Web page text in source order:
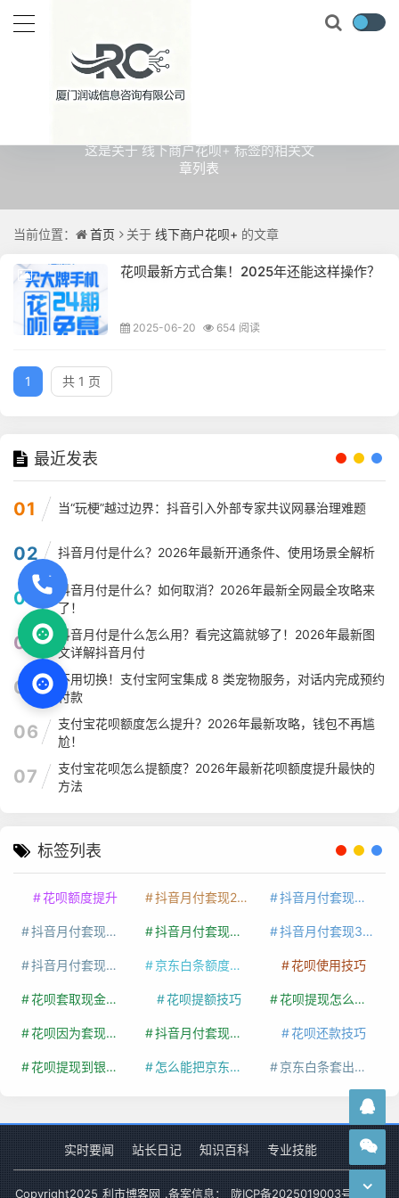
关于线下商户花呗+
这是关于 线下商户花呗+ 标签的相关文
章列表
当前位置： 首页 关于 线下商户花呗+ 的文章
花呗最新方式合集！2025年还能这样操作？
2025-06-20 654 阅读
1 共 1 页
最近发表
01 当“玩梗”越过边界：抖音引入外部专家共议网暴治理难题
02 抖音月付是什么？2026年最新开通条件、使用场景全解析
03
抖音月付是什么？如何取消？2026年最新全网最全攻略来
了！
04
抖音月付是什么怎么用？看完这篇就够了！2026年最新图
文详解抖音月付
05
不用切换！支付宝阿宝集成 8 类宠物服务，对话内完成预约
付款
06
支付宝花呗额度怎么提升？2026年最新攻略，钱包不再尴
尬！
07
支付宝花呗怎么提额度？2026年最新花呗额度提升最快的
方法
标签列表
花呗额度提升 抖音月付套现24小时接单 抖音月付套现怎么套
抖音月付套现多少手续费 抖音月付套现商家有哪些 抖音月付套现30秒技巧
抖音月付套现最新方法 京东白条额度提升 花呗使用技巧
花呗套取现金最佳方法 花呗提额技巧 花呗提现怎么操作
花呗因为套现被限额了这种情况要多久才会好 抖音月付套现秒回100起 花呗还款技巧
花呗提现到银行卡 怎么能把京东白条额度钱套出来 京东白条套出来手续费多少
实时要闻 站长日记 知识百科 专业技能
Copyright2025 利市博客网 .备案信息： 陇ICP备2025019003号-1